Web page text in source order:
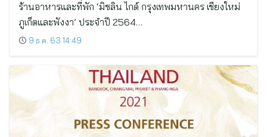
ร้านอาหารและที่พัก ‘มิชลิน ไกด์ กรุงเทพมหานคร เชียงใหม่
ภูเก็ตและพังงา’ ประจำปี 2564…
9 ธ.ค. 63 14:49